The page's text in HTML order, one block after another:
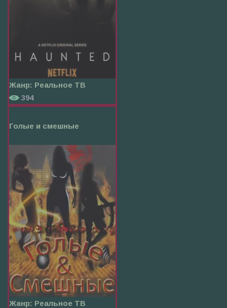
Жанр: Реальное ТВ
394
Голые и смешные
Жанр: Реальное ТВ